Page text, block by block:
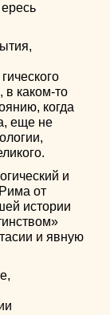
в каком-то
когда
еще не
и
от
истории
и явную